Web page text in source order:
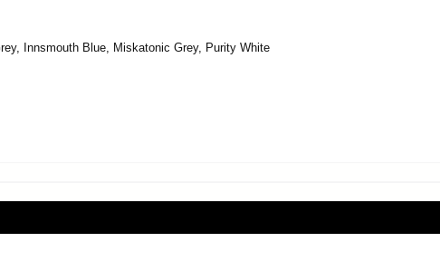
Innsmouth Blue, Miskatonic Grey, Purity White